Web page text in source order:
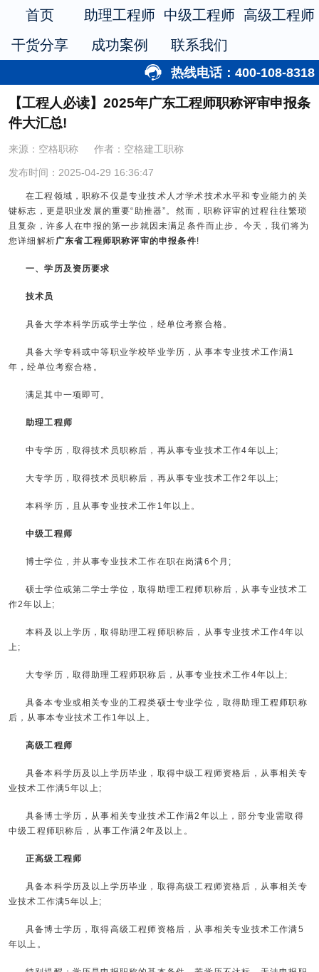
首页 助理工程师 中级工程师 高级工程师
干货分享
成功案例 联系我们
热线电话：400-108-8318
【工程人必读】2025年广东工程师职称评审申报条
件大汇总!
来源：空格职称 作者：空格建工职称
发布时间：2025-04-29 16:36:47
在工程领域，职称不仅是专业技术人才学术技术水平和专业能力的关
键标志，更是职业发展的重要“助推器”。然而，职称评审的过程往往繁琐
且复杂，许多人在申报的第一步就因未满足条件而止步。今天，我们将为
您详细解析广东省工程师职称评审的申报条件!
一、学历及资历要求
技术员
具备大学本科学历或学士学位，经单位考察合格。
具备大学专科或中等职业学校毕业学历，从事本专业技术工作满1
年，经单位考察合格。
满足其中一项即可。
助理工程师
中专学历，取得技术员职称后，再从事专业技术工作4年以上;
大专学历，取得技术员职称后，再从事专业技术工作2年以上;
本科学历，且从事专业技术工作1年以上。
中级工程师
博士学位，并从事专业技术工作在职在岗满6个月;
硕士学位或第二学士学位，取得助理工程师职称后，从事专业技术工
作2年以上;
本科及以上学历，取得助理工程师职称后，从事专业技术工作4年以
上;
大专学历，取得助理工程师职称后，从事专业技术工作4年以上;
具备本专业或相关专业的工程类硕士专业学位，取得助理工程师职称
后，从事本专业技术工作1年以上。
高级工程师
具备本科学历及以上学历毕业，取得中级工程师资格后，从事相关专
业技术工作满5年以上;
具备博士学历，从事相关专业技术工作满2年以上，部分专业需取得
中级工程师职称后，从事工作满2年及以上。
正高级工程师
具备本科学历及以上学历毕业，取得高级工程师资格后，从事相关专
业技术工作满5年以上;
具备博士学历，取得高级工程师资格后，从事相关专业技术工作满5
年以上。